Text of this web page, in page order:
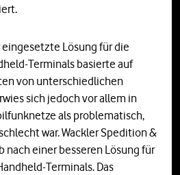
eingesetzte Lösung für die
Terminals basierte auf
von unterschiedlichen
sich jedoch vor allem in
als problematisch,
war. Wackler Spedition &
nach einer besseren Lösung für
Terminals. Das